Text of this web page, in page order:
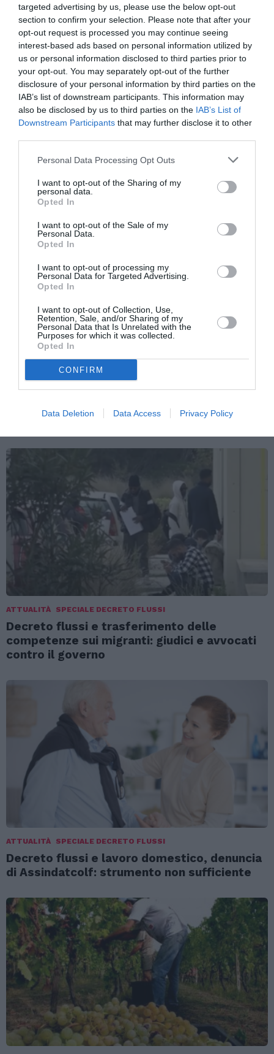
targeted advertising by us, please use the below opt-out
section to confirm your selection. Please note that after your
opt-out request is processed you may continue seeing
interest-based ads based on personal information utilized by
us or personal information disclosed to third parties prior to
your opt-out. You may separately opt-out of the further
disclosure of your personal information by third parties on the
IAB’s list of downstream participants. This information may
also be disclosed by us to third parties on the IAB’s List of
Downstream Participants that may further disclose it to other
Personal Data Processing Opt Outs
I want to opt-out of the Sharing of my
personal data.
Opted In
I want to opt-out of the Sale of my
Personal Data.
Opted In
I want to opt-out of processing my
Personal Data for Targeted Advertising.
Opted In
I want to opt-out of Collection, Use,
Retention, Sale, and/or Sharing of my
Personal Data that Is Unrelated with the
Purposes for which it was collected.
Opted In
CONFIRM
Data Deletion Data Access Privacy Policy
SCARICA LA CIRCOLARE
Articolo precedente
decreto flussi 2008
Articolo seguente
TAR Veneto Sentenza del 12 dicembre 2008
legittimo diniego rilascio carta di soggiorno
e rinnovo pds
TI POTREBBERO INTERESSARE
ATTUALITÀ SPECIALE DECRETO FLUSSI
Decreto flussi e trasferimento delle
competenze sui migranti: giudici e avvocati
contro il governo
ATTUALITÀ SPECIALE DECRETO FLUSSI
Decreto flussi e lavoro domestico, denuncia
di Assindatcolf: strumento non sufficiente